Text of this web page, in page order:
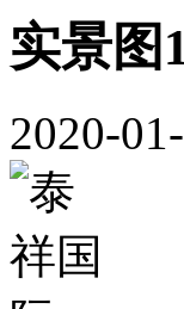
实景图
2020-